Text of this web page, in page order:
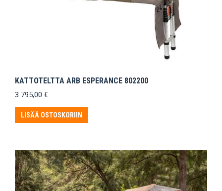
KATTOTELTTA ARB ESPERANCE 802200
3 795,00 €
LISÄÄ OSTOSKORIIN